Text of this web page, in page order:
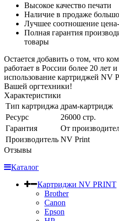
Высокое качество печати
Наличие в продаже
Лучшее соотношение цена-
Полная гарантия
товары
Остается добавить о том, что
работает в России более 20
использование картриджей NV
Вашей оргтехники!
Характеристики
Тип картриджа драм-картридж
Ресурс
26000 стр.
Гарантия
От
Производитель NV Print
Отзывы
Каталог
Картриджи NV PRINT
Brother
Canon
Epson